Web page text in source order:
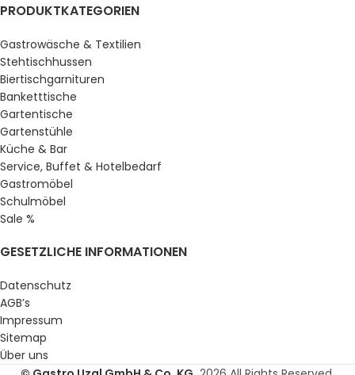
PRODUKTKATEGORIEN
Gastrowäsche & Textilien
Stehtischhussen
Biertischgarnituren
Banketttische
Gartentische
Gartenstühle
Küche & Bar
Service, Buffet & Hotelbedarf
Gastromöbel
Schulmöbel
Sale %
GESETZLICHE INFORMATIONEN
Datenschutz
AGB’s
Impressum
Sitemap
Über uns